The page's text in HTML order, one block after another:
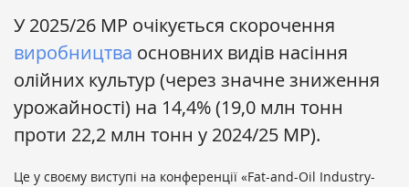
У 2025/26 МР очікується скорочення
виробництва основних видів насіння
олійних культур (через значне зниження
урожайності) на 14,4% (19,0 млн тонн
проти 22,2 млн тонн у 2024/25 МР).
Це у своєму виступі на конференції «Fat-and-Oil Industry-